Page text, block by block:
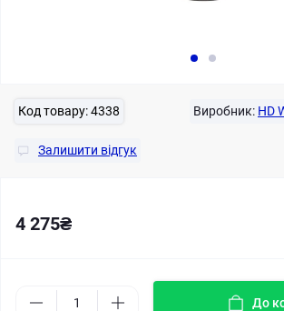
Код товару:4338 Виробник: HD
Залишити відгук
4 275₴
До